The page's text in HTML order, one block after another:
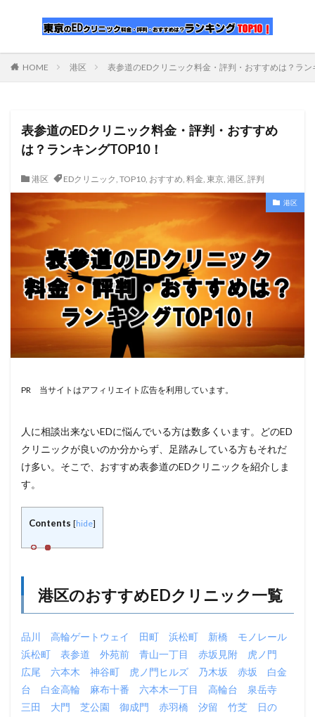
HOME 港区 表参道のEDクリニック料金・評判・おすすめは？ラン
表参道のEDクリニック料金・評判・おすすめ
は？ランキングTOP10！
港区 EDクリニック, TOP10, おすすめ, 料金, 東京, 港区, 評判
港区
PR 当サイトはアフィリエイト広告を利用しています。
人に相談出来ないEDに悩んでいる方は数多くいます。どのED
クリニックが良いのか分からず、足踏みしている方もそれだ
け多い。そこで、おすすめ表参道のEDクリニックを紹介しま
す。
Contents [hide]
港区のおすすめEDクリニック一覧
品川 高輪ゲートウェイ 田町 浜松町 新橋
モノレール
浜松町
表参道 外苑前 青山一丁目 赤坂見附
虎ノ門
広尾
六本木 神谷町 虎ノ門ヒルズ 乃木坂 赤坂
白金
台
白金高輪 麻布十番 六本木一丁目 高輪台
泉岳寺
三田
大門 芝公園 御成門 赤羽橋 汐留 竹芝
日の